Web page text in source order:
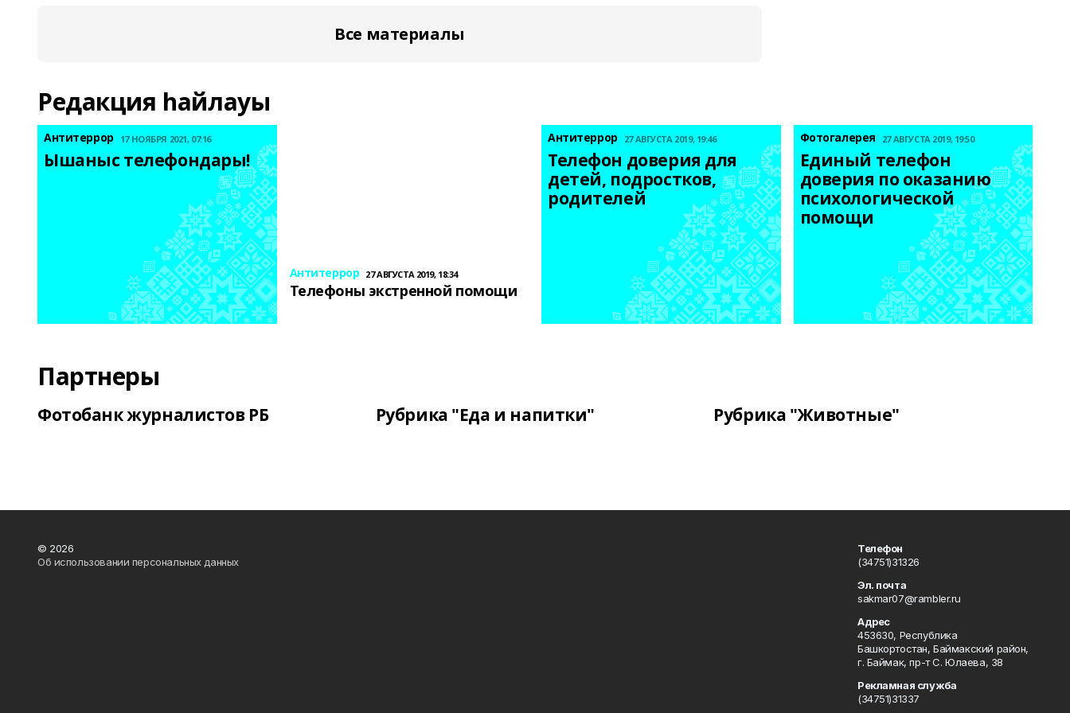
Все материалы
Редакция һайлауы
Антитеррор 17 НОЯБРЯ 2021, 07:16
Ышаныс телефондары!
Антитеррор 27 АВГУСТА 2019, 18:34
Телефоны экстренной помощи
Антитеррор 27 АВГУСТА 2019, 19:46
Телефон доверия для
детей, подростков,
родителей
Фотогалерея 27 АВГУСТА 2019, 19:50
Единый телефон
доверия по оказанию
психологической
помощи
Партнеры
Фотобанк журналистов РБ Рубрика "Еда и напитки" Рубрика "Животные"
© 2026
Об использовании персональных данных
Телефон
(34751)31326
Эл. почта
sakmar07@rambler.ru
Адрес
453630, Республика
Башкортостан, Баймакский район,
г. Баймак, пр-т С. Юлаева, 38
Рекламная служба
(34751)31337